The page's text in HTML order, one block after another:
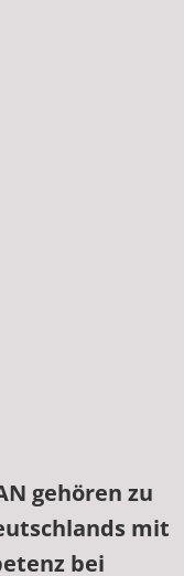
zu Facebook
zu
gehören zu
mit
bei